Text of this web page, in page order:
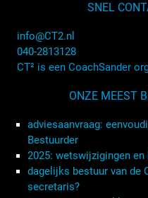
SNEL
info@CT2.nl
040-2813128
CT² is een CoachSander
ONZE MEEST
adviesaanvraag:
Bestuurder
2025: wetswijzigingen en
dagelijks bestuur van de
secretaris?